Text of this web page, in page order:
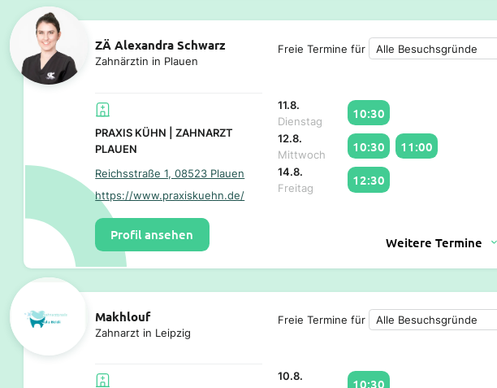
ZÄ Alexandra Schwarz
Zahnärztin in Plauen
PRAXIS KÜHN | ZAHNARZT
PLAUEN
Reichsstraße 1, 08523 Plauen
https://www.praxiskuehn.de/
Profil ansehen
Freie Termine für
11.8.
Dienstag
10:30
12.8.
Mittwoch
10:30 11:00
14.8.
Freitag
12:30
Weitere Termine
Makhlouf
Zahnarzt in Leipzig
Freie Termine für
10.8.
10:30